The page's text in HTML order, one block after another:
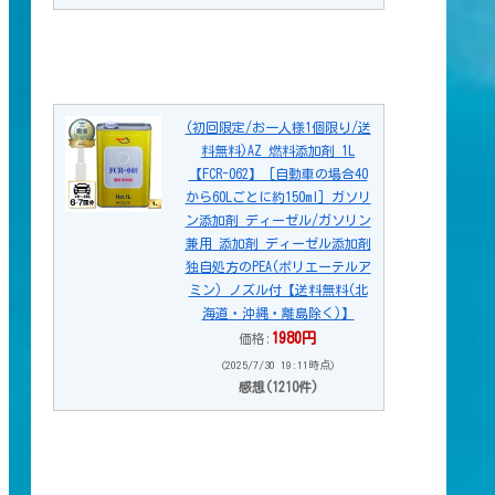
(初回限定/お一人様1個限り/送
料無料)AZ 燃料添加剤 1L
【FCR-062】 [自動車の場合40
から60Lごとに約150ml] ガソリ
ン添加剤 ディーゼル/ガソリン
兼用 添加剤 ディーゼル添加剤
独自処方のPEA(ポリエーテルア
ミン) ノズル付【送料無料(北
海道・沖縄・離島除く)】
価格: 1980円
(2025/7/30 19:11時点)
感想(1210件)